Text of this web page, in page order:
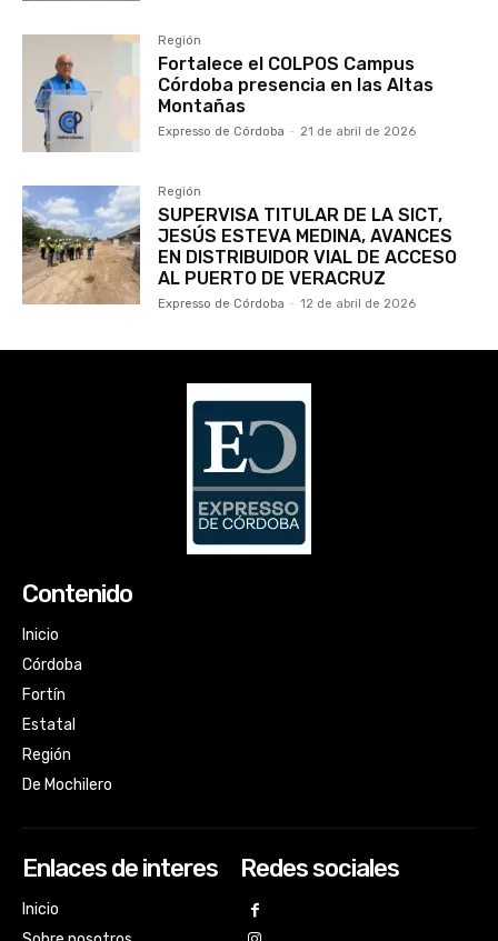
Región
Fortalece el COLPOS Campus
Córdoba presencia en las Altas
Montañas
Expresso de Córdoba - 21 de abril de 2026
Región
SUPERVISA TITULAR DE LA SICT,
JESÚS ESTEVA MEDINA, AVANCES
EN DISTRIBUIDOR VIAL DE ACCESO
AL PUERTO DE VERACRUZ
Expresso de Córdoba - 12 de abril de 2026
Contenido
Inicio
Córdoba
Fortín
Estatal
Región
De Mochilero
Enlaces de interes
Inicio
Redes sociales